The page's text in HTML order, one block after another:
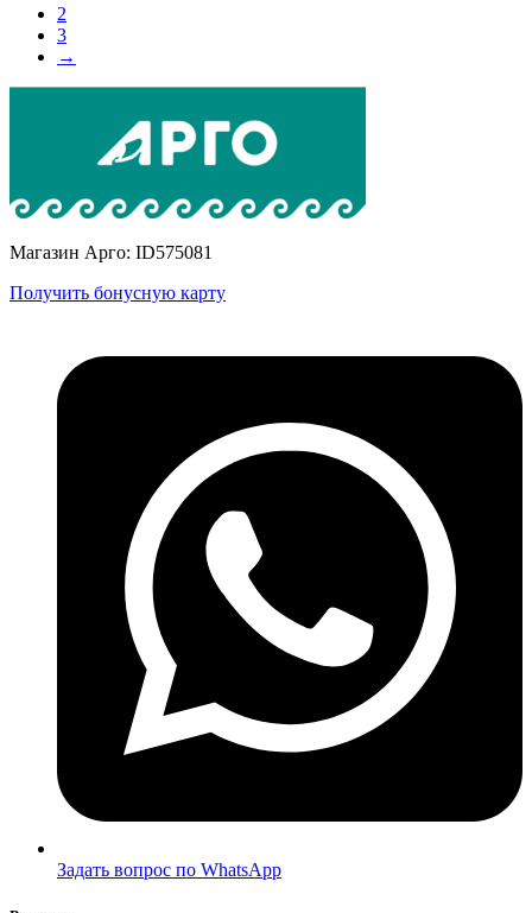
2
3
→
Магазин Арго: ID575081
Получить бонусную карту
Задать вопрос по WhatsApp